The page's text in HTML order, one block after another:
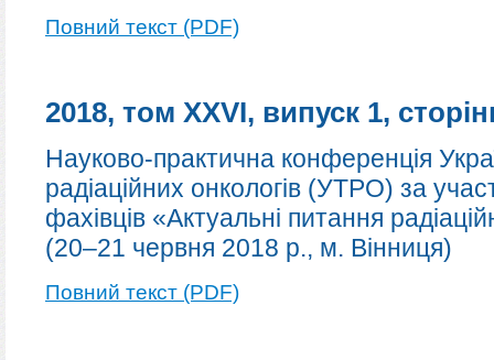
Повний текст (PDF)
2018, том XXVI, випуск 1,
Науково-практична конференція
радіаційних онкологів (УТРО) за
фахівців «Актуальні питання
(20–21 червня 2018 р., м. Вінниця)
Повний текст (PDF)